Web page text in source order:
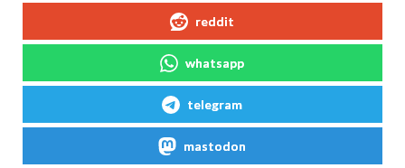
reddit
whatsapp
telegram
mastodon